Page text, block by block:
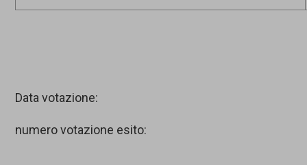
Data votazione:
numero votazione esito: